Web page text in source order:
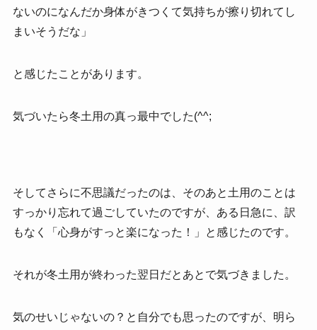
ないのになんだか身体がきつくて気持ちが擦り切れてし
まいそうだな」
と感じたことがあります。
気づいたら冬土用の真っ最中でした(^^;
そしてさらに不思議だったのは、そのあと土用のことは
すっかり忘れて過ごしていたのですが、ある日急に、訳
もなく「心身がすっと楽になった！」と感じたのです。
それが冬土用が終わった翌日だとあとで気づきました。
気のせいじゃないの？と自分でも思ったのですが、明ら